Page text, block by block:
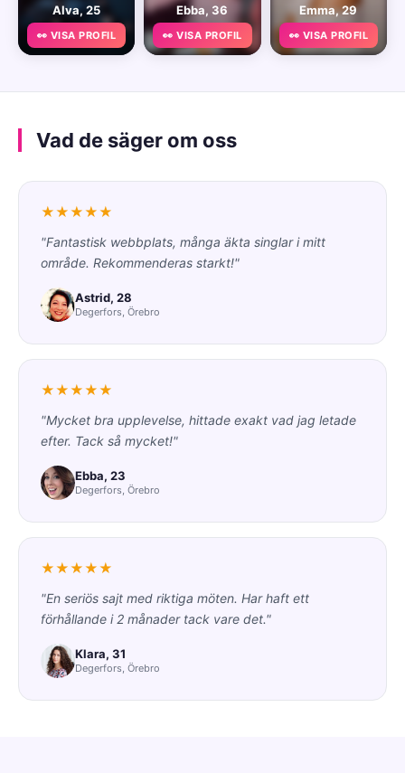
Alva, 25
👀 VISA PROFIL
Ebba, 36
👀 VISA PROFIL
Emma, 29
👀 VISA PROFIL
Vad de säger om oss
★★★★★
"Fantastisk webbplats, många äkta singlar i mitt
område. Rekommenderas starkt!"
Astrid, 28
Degerfors, Örebro
★★★★★
"Mycket bra upplevelse, hittade exakt vad jag letade
efter. Tack så mycket!"
Ebba, 23
Degerfors, Örebro
★★★★★
"En seriös sajt med riktiga möten. Har haft ett
förhållande i 2 månader tack vare det."
Klara, 31
Degerfors, Örebro